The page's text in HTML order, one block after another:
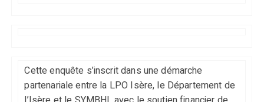
Cette enquête s’inscrit dans une démarche
partenariale entre la LPO Isère, le Département de